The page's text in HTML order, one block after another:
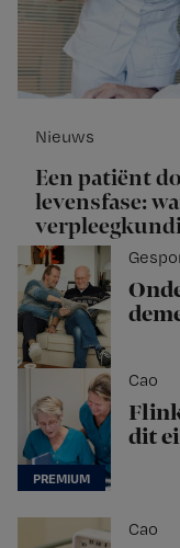
Nieuws
Een patiënt
levensfase:
Cao
dit
Cao